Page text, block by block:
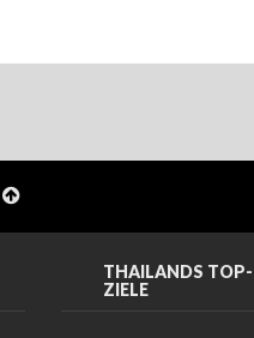
THAILANDS TOP-
ZIELE